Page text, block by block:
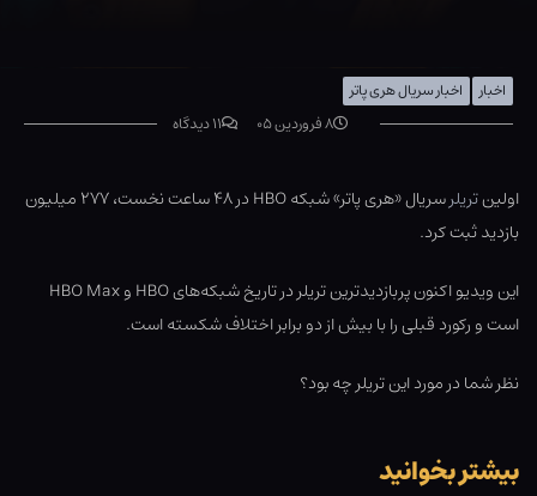
اخبار
اخبار سریال هری پاتر
۸ فروردین ۰۵
۱۱ دیدگاه
اولینتریلر
سریال «هری پاتر» شبکه HBO در ۴۸ ساعت نخست، ۲۷۷ میلیون
بازدید ثبت کرد.
این ویدیو اکنون پربازدیدترین تریلر در تاریخ شبکه‌های HBO و HBO Max
است و رکورد قبلی را با بیش از دو برابر اختلاف شکسته است.
نظر شما در مورد این تریلر چه بود؟
بیشتر بخوانید